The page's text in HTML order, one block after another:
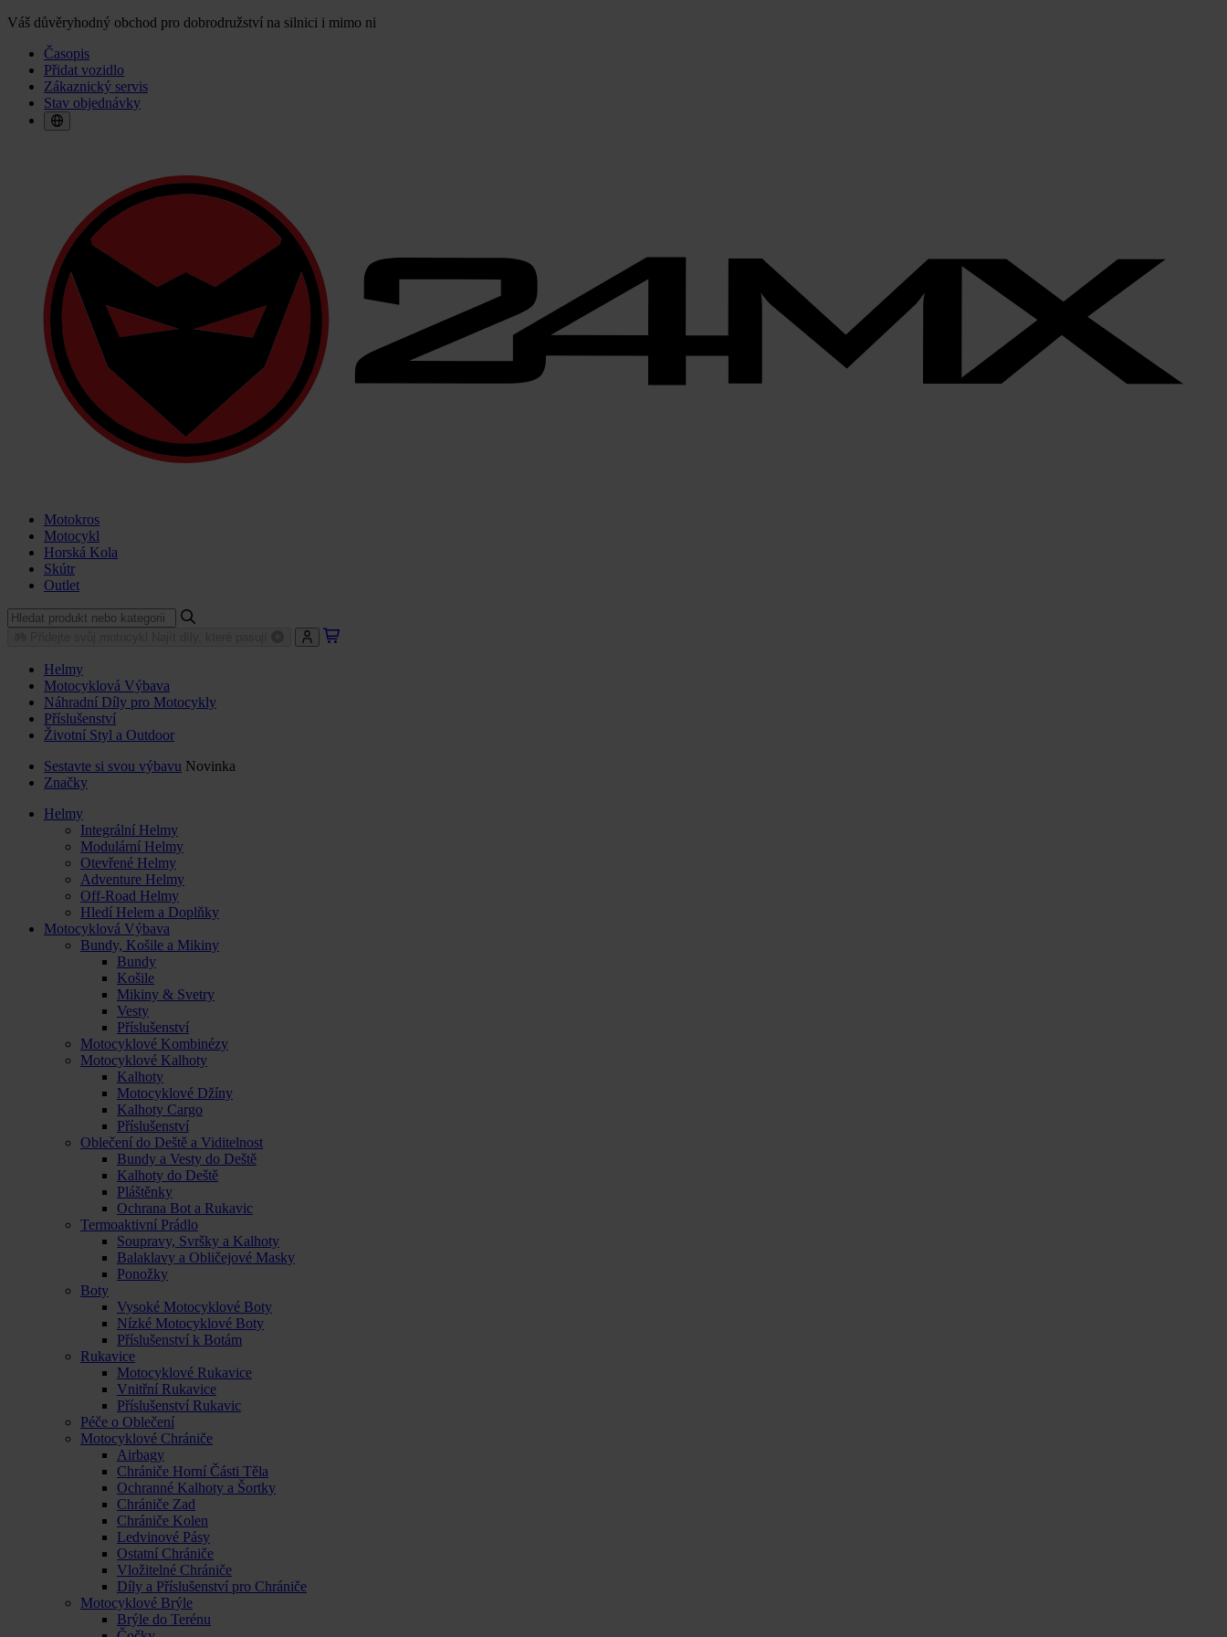
Váš důvěryhodný obchod pro dobrodružství na silnici i mimo ni
Časopis
Přidat vozidlo
Zákaznický servis
Stav objednávky
Motokros
Motocykl
Horská Kola
Skútr
Outlet
Helmy
Motocyklová Výbava
Náhradní Díly pro Motocykly
Příslušenství
Životní Styl a Outdoor
Sestavte si svou výbavu Novinka
Značky
Helmy
Integrální Helmy
Modulární Helmy
Otevřené Helmy
Adventure Helmy
Off-Road Helmy
Hledí Helem a Doplňky
Motocyklová Výbava
Bundy, Košile a Mikiny
Bundy
Košile
Mikiny & Svetry
Vesty
Příslušenství
Motocyklové Kombinézy
Motocyklové Kalhoty
Kalhoty
Motocyklové Džíny
Kalhoty Cargo
Příslušenství
Oblečení do Deště a Viditelnost
Bundy a Vesty do Deště
Kalhoty do Deště
Pláštěnky
Ochrana Bot a Rukavic
Termoaktivní Prádlo
Soupravy, Svršky a Kalhoty
Balaklavy a Obličejové Masky
Ponožky
Boty
Vysoké Motocyklové Boty
Nízké Motocyklové Boty
Příslušenství k Botám
Rukavice
Motocyklové Rukavice
Vnitřní Rukavice
Příslušenství Rukavic
Péče o Oblečení
Motocyklové Chrániče
Airbagy
Chrániče Horní Části Těla
Ochranné Kalhoty a Šortky
Chrániče Zad
Chrániče Kolen
Ledvinové Pásy
Ostatní Chrániče
Vložitelné Chrániče
Díly a Příslušenství pro Chrániče
Motocyklové Brýle
Brýle do Terénu